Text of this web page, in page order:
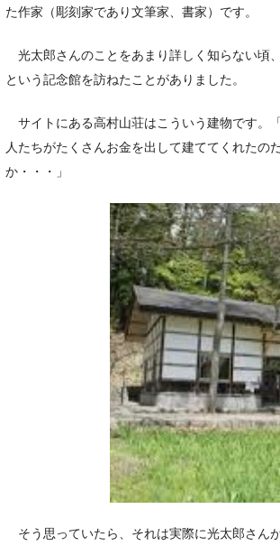
た作家（彫刻家であり文筆家、書家）です。
光太郎さんのことをあまり詳しく知らない頃
という記念館を訪ねたことがありました。
サイトにある高村山荘はこういう建物です。
人たちがたくさんお金を出して建ててくれた
か・・・」
そう思っていたら、それは実際に光太郎さん